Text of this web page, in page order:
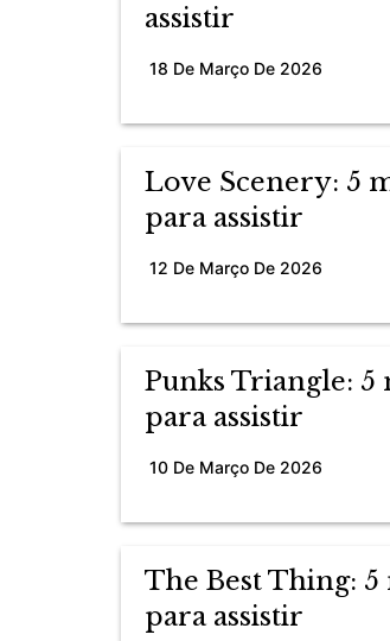
assistir
18 De Março De 2026
Love Scenery: 5
para assistir
12 De Março De 2026
Punks Triangle: 5
para assistir
10 De Março De 2026
The Best Thing:
para assistir